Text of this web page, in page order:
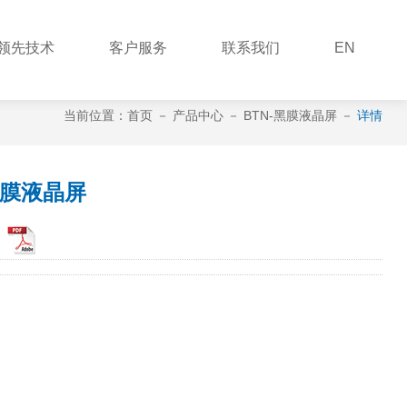
先技术 客户服务 联系我们 EN
当前位置：首页 － 产品中心 － BTN-黑膜液晶屏 －详情
液晶屏